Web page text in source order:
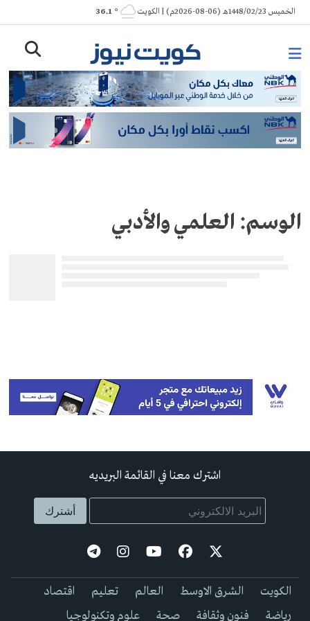
Skip
to
الخميس 1448/02/23هـ (06-08-2026م) | الكويت ° 36.1
الوسم: العلمي والأدبي
اشترك معنا في القائمة البريديه
الكويت الشرق الاوسط العالم تعليم
اقتصاد
رياضة
فنون وثقافة صحة علوم وتكنولوجيا